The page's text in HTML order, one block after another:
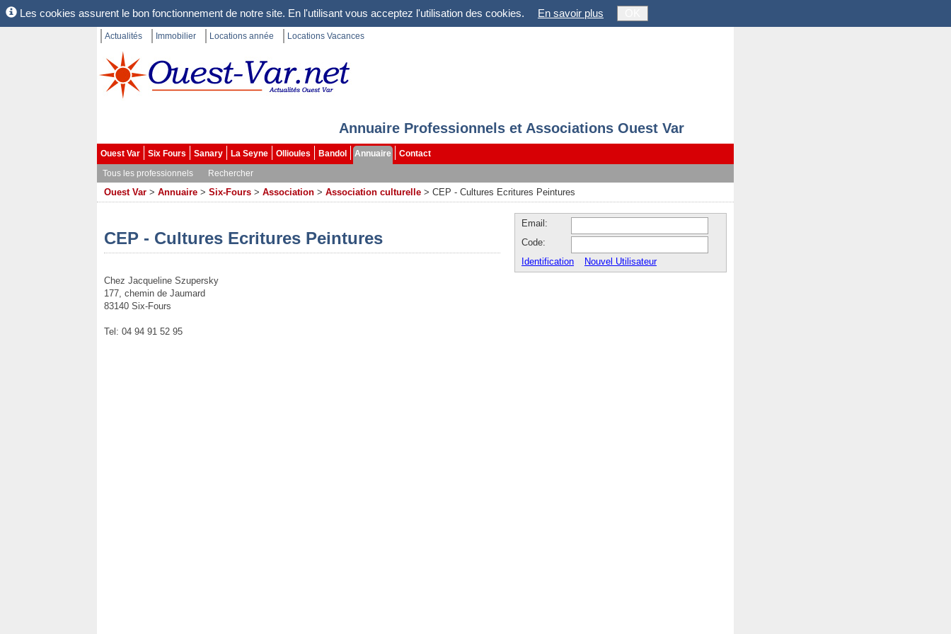
Les cookies assurent le bon fonctionnement de notre site. En l'utilisant vous acceptez l'utilisation des cookies. En savoir plus
Actualités Immobilier Locations année Locations Vacances
Annuaire Professionnels et Associations Ouest Var
Ouest Var Six Fours Sanary La Seyne Ollioules Bandol Annuaire
Contact
Tous les professionnels
Rechercher
Ouest Var > Annuaire > Six-Fours > Association > Association culturelle > CEP - Cultures Ecritures Peintures
CEP - Cultures Ecritures Peintures
Chez Jacqueline Szupersky
177, chemin de Jaumard
83140 Six-Fours
Tel: 04 94 91 52 95
Email:
Code:
Identification
Nouvel Utilisateur